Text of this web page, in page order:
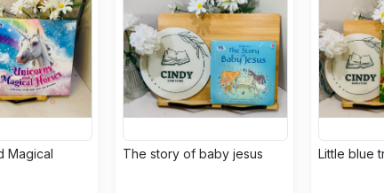
Magical
The story of baby jesus Little blue